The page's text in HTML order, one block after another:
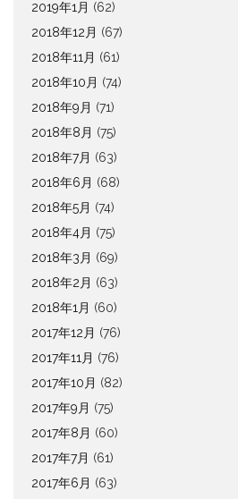
2019年1月 (62)
2018年12月 (67)
2018年11月 (61)
2018年10月 (74)
2018年9月 (71)
2018年8月 (75)
2018年7月 (63)
2018年6月 (68)
2018年5月 (74)
2018年4月 (75)
2018年3月 (69)
2018年2月 (63)
2018年1月 (60)
2017年12月 (76)
2017年11月 (76)
2017年10月 (82)
2017年9月 (75)
2017年8月 (60)
2017年7月 (61)
2017年6月 (63)